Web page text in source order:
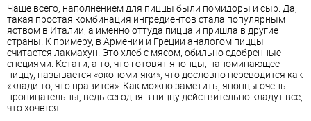
Чаще всего, наполнением для пиццы были помидоры и сыр. Да,
такая простая комбинация ингредиентов стала популярным
яством в Италии, а именно оттуда пицца и пришла в другие
страны. К примеру, в Армении и Греции аналогом пиццы
считается лакмахун. Это хлеб с мясом, обильно сдобренные
специями. Кстати, а то, что готовят японцы, напоминающее
пиццу, называется «окономи-яки», что дословно переводится как
«клади то, что нравится». Как можно заметить, японцы очень
проницательны, ведь сегодня в пиццу действительно кладут все,
что хочется.